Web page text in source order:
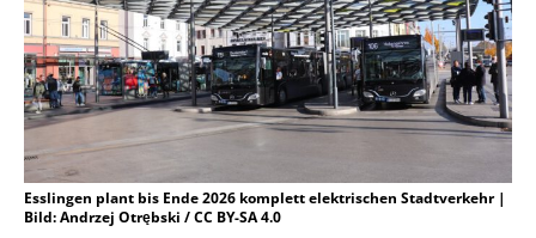
Esslingen plant bis Ende 2026 komplett elektrischen Stadtverkehr |
Bild: Andrzej Otrębski / CC BY-SA 4.0